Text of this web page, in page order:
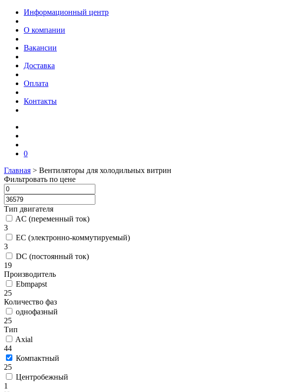
Информационный центр
О компании
Вакансии
Доставка
Оплата
Контакты
0
Главная > Вентиляторы для холодильных витрин
Фильтровать по цене
Тип двигателя
AC (переменный ток)
3
EC (электронно-коммутируемый)
3
DC (постоянный ток)
19
Производитель
Ebmpapst
25
Количество фаз
однофазный
25
Тип
Axial
44
Компактный
25
Центробежный
1